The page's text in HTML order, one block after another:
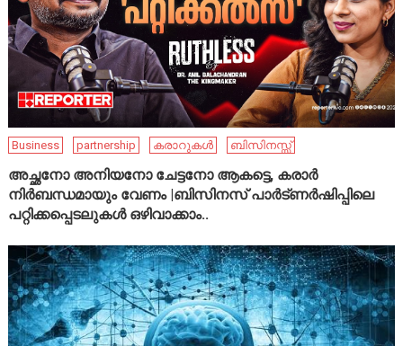
Business partnership കരാറുകൾ ബിസിനസ്സ്
അച്ഛനോ അനിയനോ ചേട്ടനോ ആകട്ടെ, കരാർ
നിർബന്ധമായും വേണം |ബിസിനസ് പാർട്ണർഷിപ്പിലെ
പറ്റിക്കപ്പെടലുകൾ ഒഴിവാക്കാം..